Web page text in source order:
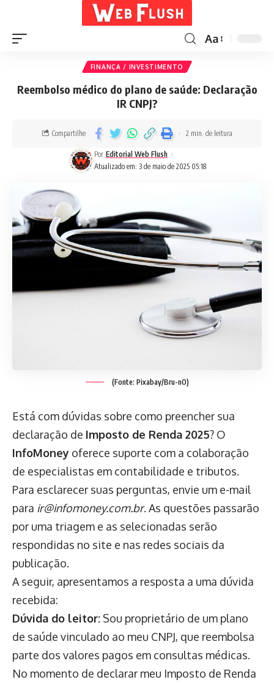
Aa
FINANÇA / INVESTIMENTO
Reembolso médico do plano de saúde: Declaração
IR CNPJ?
Atualizado em: 3 de maio de 2025 05:18
Por Editorial Web Flush
Compartilhe 2 min. de leitura
(Fonte: Pixabay/Bru-nO)
Está com dúvidas sobre como preencher sua
declaração de Imposto de Renda 2025? O
InfoMoney oferece suporte com a colaboração
de especialistas em contabilidade e tributos.
Para esclarecer suas perguntas, envie um e-mail
para ir@infomoney.com.br. As questões passarão
por uma triagem e as selecionadas serão
respondidas no site e nas redes sociais da
publicação.
A seguir, apresentamos a resposta a uma dúvida
recebida:
Dúvida do leitor: Sou proprietário de um plano
de saúde vinculado ao meu CNPJ, que reembolsa
parte dos valores pagos em consultas médicas.
No momento de declarar meu Imposto de Renda